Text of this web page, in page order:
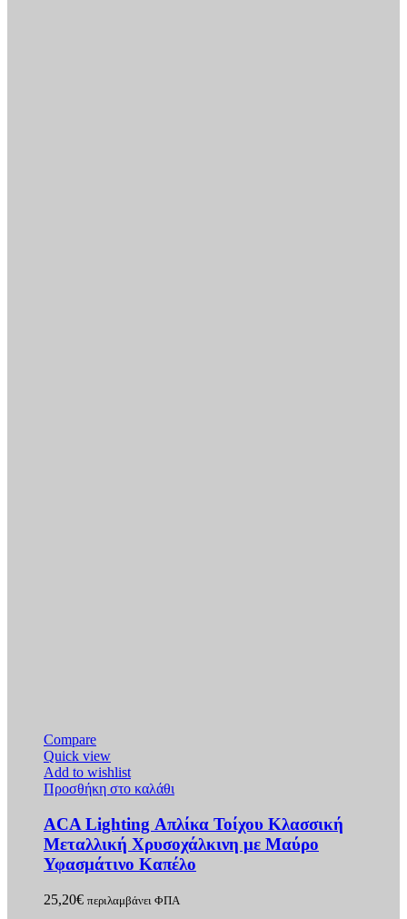
Compare
Quick view
Add to wishlist
Προσθήκη στο καλάθι
ACA Lighting Απλίκα Τοίχου Κλασσική
Μεταλλική Χρυσοχάλκινη με Μαύρο
Υφασμάτινο Καπέλο
25,20€ περιλαμβάνει ΦΠΑ